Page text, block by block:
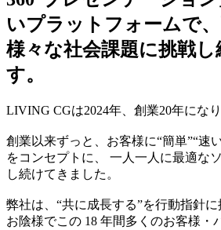
いプラットフォームで
様々な社会課題に挑戦し
す。
LIVING CGは2024年、創業20年になり
創業以来ずっと、お客様に“簡単”“速
をコンセプトに、 一人一人に最適な
し続けてきました。
弊社は、“共に成長する”を行動指針に
お陰様でこの 18 年間多くのお客様・